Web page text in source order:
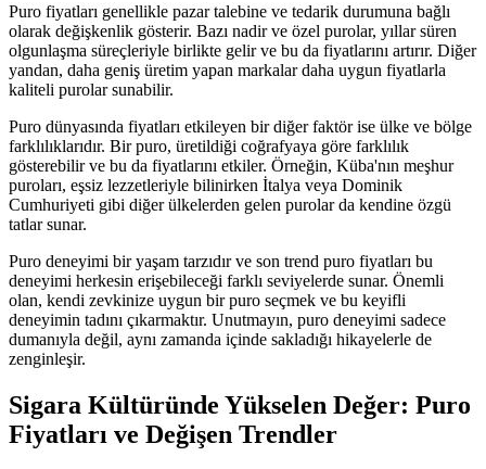
Puro fiyatları genellikle pazar talebine ve tedarik durumuna bağlı
olarak değişkenlik gösterir. Bazı nadir ve özel purolar, yıllar süren
olgunlaşma süreçleriyle birlikte gelir ve bu da fiyatlarını artırır. Diğer
yandan, daha geniş üretim yapan markalar daha uygun fiyatlarla
kaliteli purolar sunabilir.
Puro dünyasında fiyatları etkileyen bir diğer faktör ise ülke ve bölge
farklılıklarıdır. Bir puro, üretildiği coğrafyaya göre farklılık
gösterebilir ve bu da fiyatlarını etkiler. Örneğin, Küba'nın meşhur
puroları, eşsiz lezzetleriyle bilinirken İtalya veya Dominik
Cumhuriyeti gibi diğer ülkelerden gelen purolar da kendine özgü
tatlar sunar.
Puro deneyimi bir yaşam tarzıdır ve son trend puro fiyatları bu
deneyimi herkesin erişebileceği farklı seviyelerde sunar. Önemli
olan, kendi zevkinize uygun bir puro seçmek ve bu keyifli
deneyimin tadını çıkarmaktır. Unutmayın, puro deneyimi sadece
dumanıyla değil, aynı zamanda içinde sakladığı hikayelerle de
zenginleşir.
Sigara Kültüründe Yükselen Değer: Puro
Fiyatları ve Değişen Trendler